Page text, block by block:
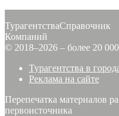
ТурагентстваСправочник
Компаний
© 2018–2026 – более 20
Турагентства в
Реклама на сайте
Перепечатка материалов
первоисточника